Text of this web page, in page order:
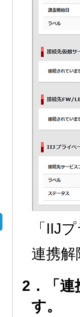
「IIJ
連携
2．「
す。